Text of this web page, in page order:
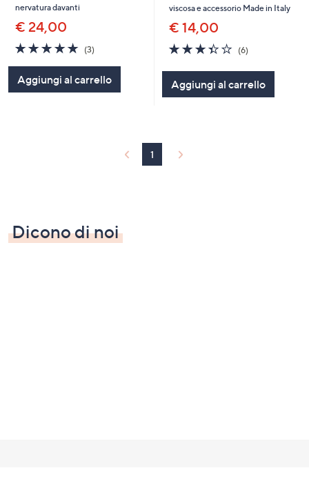
nervatura davanti
€ 24,00
4.7
of
Stars
(3)3
Aggiungi al carrello
viscosa e accessorio Made in Italy
€ 14,00
3.3
of
5
Stars
(6)6
Aggiungi al carrello
1
Dicono di noi